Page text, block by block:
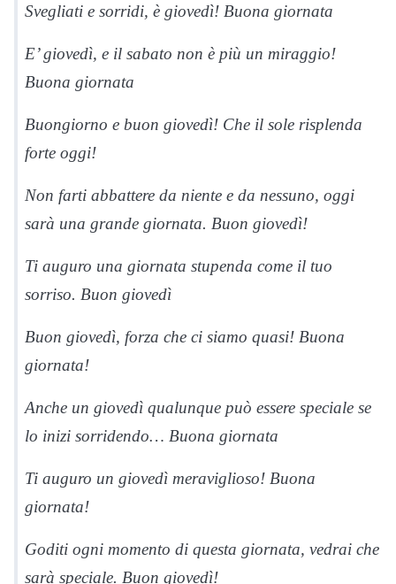
Svegliati e sorridi, è giovedì! Buona giornata
E’ giovedì, e il sabato non è più un miraggio!
Buona giornata
Buongiorno e buon giovedì! Che il sole risplenda
forte oggi!
Non farti abbattere da niente e da nessuno, oggi
sarà una grande giornata. Buon giovedì!
Ti auguro una giornata stupenda come il tuo
sorriso. Buon giovedì
Buon giovedì, forza che ci siamo quasi! Buona
giornata!
Anche un giovedì qualunque può essere speciale se
lo inizi sorridendo… Buona giornata
Ti auguro un giovedì meraviglioso! Buona
giornata!
Goditi ogni momento di questa giornata, vedrai che
sarà speciale. Buon giovedì!